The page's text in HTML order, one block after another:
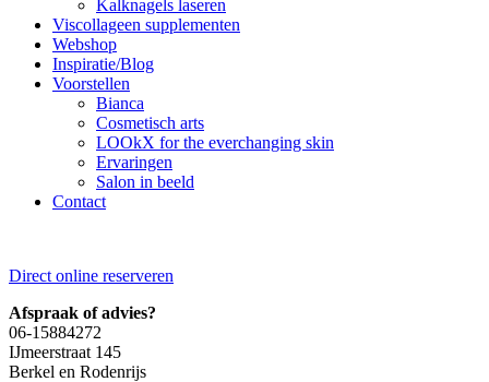
Kalknagels laseren
Viscollageen supplementen
Webshop
Inspiratie/Blog
Voorstellen
Bianca
Cosmetisch arts
LOOkX for the everchanging skin
Ervaringen
Salon in beeld
Contact
Direct online reserveren
Afspraak of advies?
06-15884272
IJmeerstraat 145
Berkel en Rodenrijs